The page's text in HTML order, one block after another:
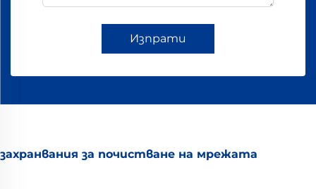
Изпрати
захранвания за почистване на мрежата